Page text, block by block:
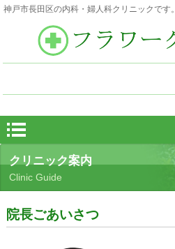
神戸市長田区の内科・婦人科クリニックです。
クリニック案内
Clinic Guide
院長ごあいさつ